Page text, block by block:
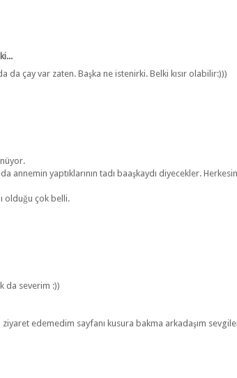
da çay var zaten. Başka ne istenirki. Belki kısır olabilir:)))
annemin yaptıklarının tadı baaşkaydı diyecekler.
olduğu çok belli.
da severim :))
edemedim sayfanı kusura bakma arkadaşım